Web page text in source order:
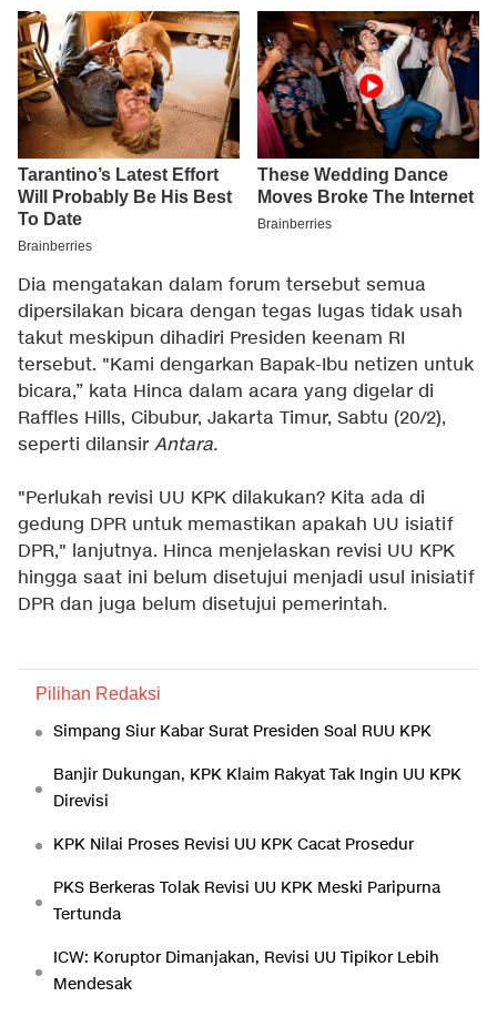
Dia mengatakan dalam forum tersebut semua
dipersilakan bicara dengan tegas lugas tidak usah
takut meskipun dihadiri Presiden keenam RI
tersebut. "Kami dengarkan Bapak-Ibu netizen untuk
bicara,” kata Hinca dalam acara yang digelar di
Raffles Hills, Cibubur, Jakarta Timur, Sabtu (20/2),
seperti dilansir Antara.
"Perlukah revisi UU KPK dilakukan? Kita ada di
gedung DPR untuk memastikan apakah UU isiatif
DPR," lanjutnya. Hinca menjelaskan revisi UU KPK
hingga saat ini belum disetujui menjadi usul inisiatif
DPR dan juga belum disetujui pemerintah.
Pilihan Redaksi
Simpang Siur Kabar Surat Presiden Soal RUU KPK
Banjir Dukungan, KPK Klaim Rakyat Tak Ingin UU KPK
Direvisi
KPK Nilai Proses Revisi UU KPK Cacat Prosedur
PKS Berkeras Tolak Revisi UU KPK Meski Paripurna
Tertunda
ICW: Koruptor Dimanjakan, Revisi UU Tipikor Lebih
Mendesak